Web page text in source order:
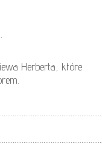
Herberta, które